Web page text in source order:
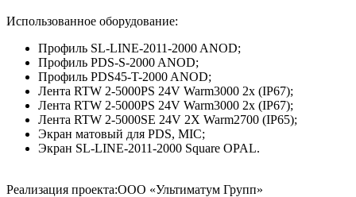
Использованное оборудование:
Профиль SL-LINE-2011-2000 ANOD;
Профиль PDS-S-2000 ANOD;
Профиль PDS45-T-2000 ANOD;
Лента RTW 2-5000PS 24V Warm3000 2x (IP67);
Лента RTW 2-5000PS 24V Warm3000 2x (IP67);
Лента RTW 2-5000SE 24V 2X Warm2700 (IP65);
Экран матовый для PDS, MIC;
Экран SL-LINE-2011-2000 Square OPAL.
Реализация проекта:ООО «Ультиматум Групп»